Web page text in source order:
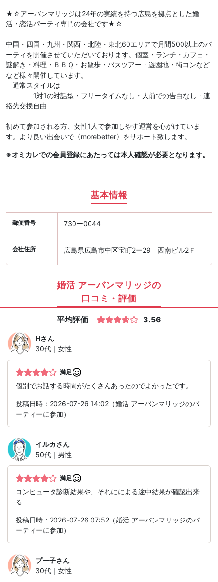
★☆アーバンマリッジは24年の実績を持つ広島を拠点とした婚
活・恋活パーティ専門の会社です★☆
中国・四国・九州・関西・北陸・東北60エリアで月間500以上のパ
ーティを開催させていただいております。個室・ランチ・カフェ・
謎解き・料理・ＢＢＱ・お散歩・バスツアー・遊園地・街コンなど
など様々開催しています。
通常スタイルは
1対1の対話型・フリータイムなし・人前での告白なし・連
絡先交換自由
初めて参加される方、女性1人で参加しやす運営を心がけていま
す。より良い出会いで〈morebetter〉をサポート致します。
※オミカレでの会員登録にあたっては本人確認が必要となります。
基本情報
郵便番号 730ー0044
会社住所 広島県広島市中区宝町2ー29 西南ビル2Ｆ
婚活 アーバンマリッジの
口コミ・評価
平均評価 3.56
Hさん
30代｜女性
満足
個別でお話する時間がたくさんあったのでよかったです。
投稿日時：2026-07-26 14:02（婚活 アーバンマリッジのパ
ーティーに参加）
イルカさん
50代｜男性
満足
コンピュータ診断結果や、それにによる途中結果が確認出来
る
投稿日時：2026-07-26 07:52（婚活 アーバンマリッジのパ
ーティーに参加）
プー子さん
30代｜女性